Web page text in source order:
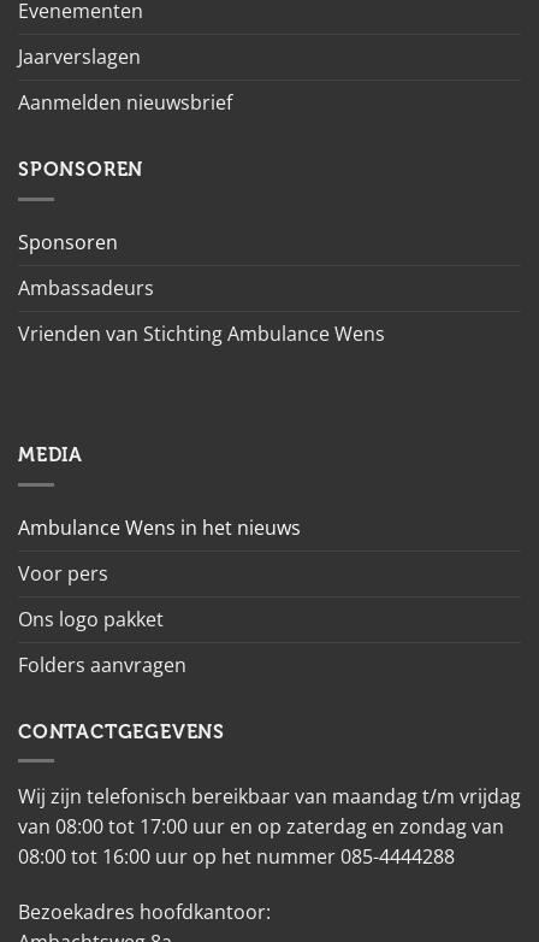
Evenementen
Jaarverslagen
Aanmelden nieuwsbrief
SPONSOREN
Sponsoren
Ambassadeurs
Vrienden van Stichting Ambulance Wens
MEDIA
Ambulance Wens in het nieuws
Voor pers
Ons logo pakket
Folders aanvragen
CONTACTGEGEVENS
Wij zijn telefonisch bereikbaar van maandag t/m vrijdag
van 08:00 tot 17:00 uur en op zaterdag en zondag van
08:00 tot 16:00 uur op het nummer 085-4444288
Bezoekadres hoofdkantoor: